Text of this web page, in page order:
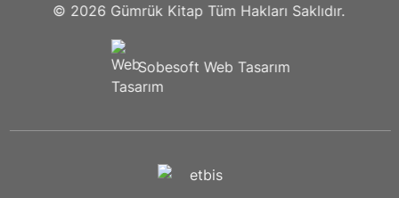
© 2026 Gümrük Kitap Tüm Hakları Saklıdır.
Sobesoft Web Tasarım